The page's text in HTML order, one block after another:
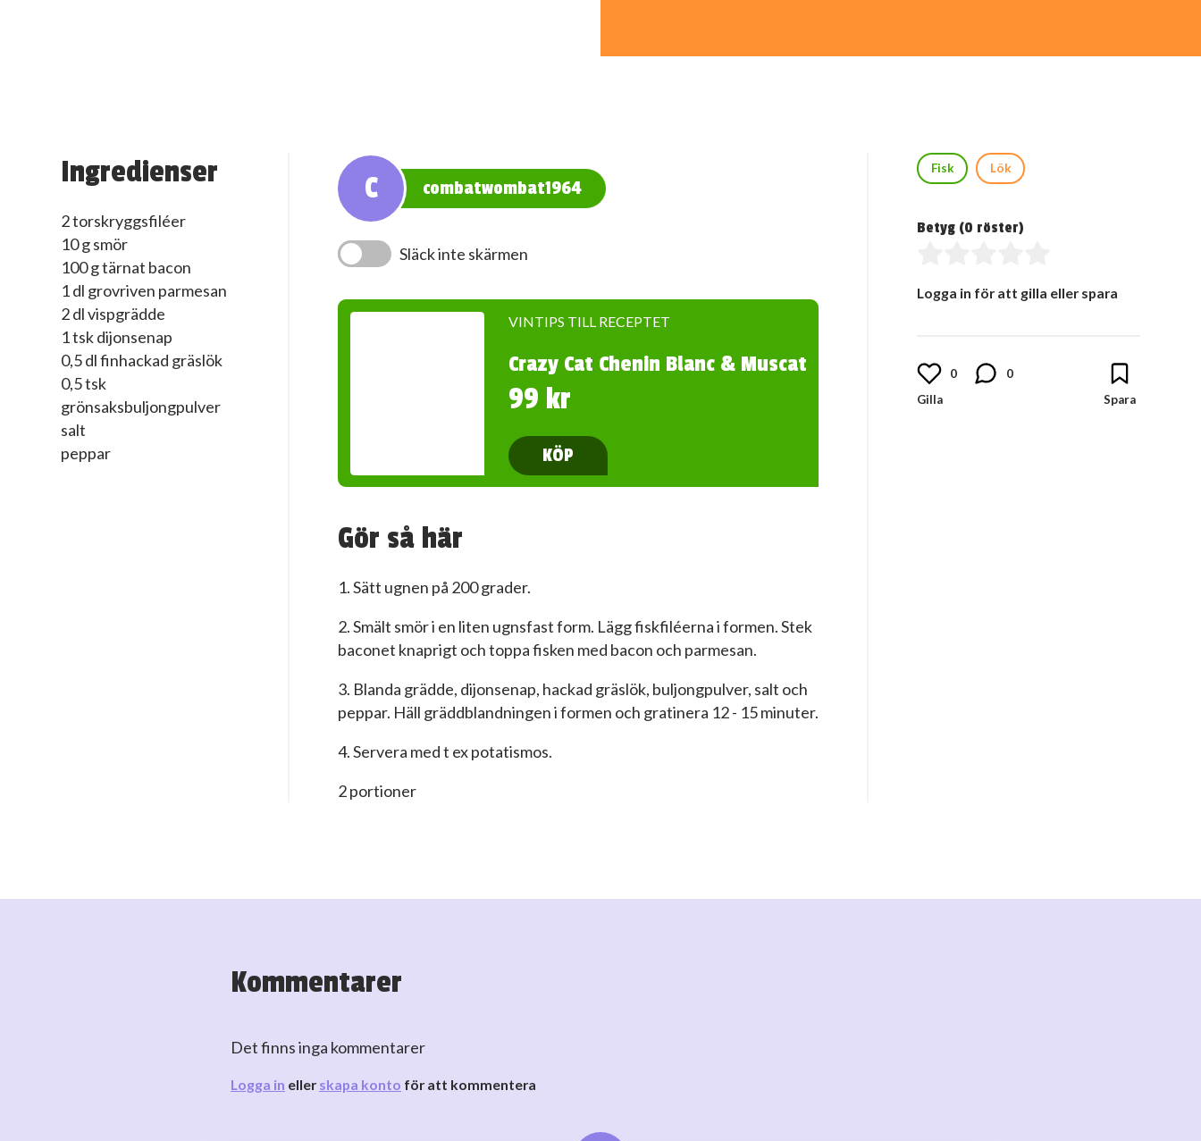
Ingredienser
2 torskryggsfiléer
10 g smör
100 g tärnat bacon
1 dl grovriven parmesan
2 dl vispgrädde
1 tsk dijonsenap
0,5 dl finhackad gräslök
0,5 tsk
grönsaksbuljongpulver
salt
peppar
C combatwombat1964
Släck inte skärmen
VINTIPS TILL RECEPTET
Crazy Cat Chenin Blanc & Muscat
99 kr
KÖP
Gör så här
1. Sätt ugnen på 200 grader.
2. Smält smör i en liten ugnsfast form. Lägg fiskfiléerna i formen. Stek
baconet knaprigt och toppa fisken med bacon och parmesan.
3. Blanda grädde, dijonsenap, hackad gräslök, buljongpulver, salt och
peppar. Häll gräddblandningen i formen och gratinera 12 - 15 minuter.
4. Servera med t ex potatismos.
2 portioner
Fisk Lök
Betyg (0 röster)
Logga in för att gilla eller spara
0 0
Kommentarer
Det finns inga kommentarer
Logga in eller skapa konto för att kommentera